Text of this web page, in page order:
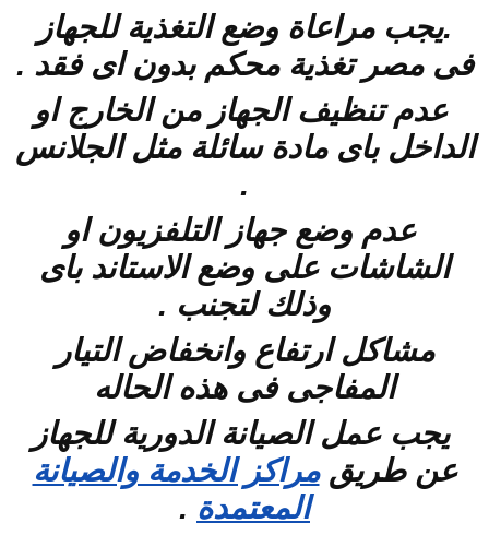
.يجب مراعاة وضع التغذية للجهاز
فى مصر تغذية محكم بدون اى فقد .
عدم تنظيف الجهاز من الخارج او
الداخل باى مادة سائلة مثل الجلانس
.
عدم وضع جهاز التلفزيون او
الشاشات على وضع الاستاند باى
وذلك لتجنب .
مشاكل ارتفاع وانخفاض التيار
المفاجى فى هذه الحاله
يجب عمل الصيانة الدورية للجهاز
عن طريقمراكز الخدمة والصيانة
المعتمدة .